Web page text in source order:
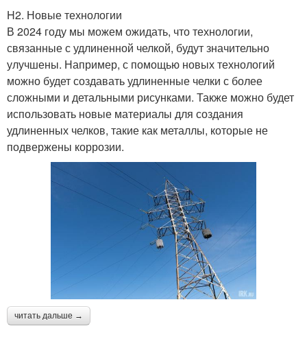
H2. Новые технологии
В 2024 году мы можем ожидать, что технологии,
связанные с удлиненной челкой, будут значительно
улучшены. Например, с помощью новых технологий
можно будет создавать удлиненные челки с более
сложными и детальными рисунками. Также можно будет
использовать новые материалы для создания
удлиненных челков, такие как металлы, которые не
подвержены коррозии.
читать дальше →